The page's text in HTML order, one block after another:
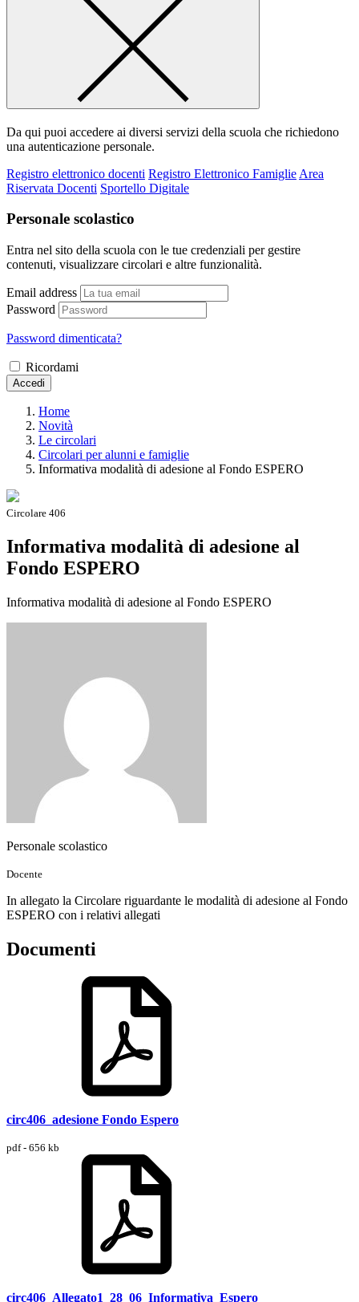
Da qui puoi accedere ai diversi servizi della scuola che richiedono
una autenticazione personale.
Registro elettronico docenti Registro Elettronico Famiglie Area
Riservata Docenti Sportello Digitale
Personale scolastico
Entra nel sito della scuola con le tue credenziali per gestire
contenuti, visualizzare circolari e altre funzionalità.
Email address
Password
Password dimenticata?
Ricordami
Accedi
Home
Novità
Le circolari
Circolari per alunni e famiglie
Informativa modalità di adesione al Fondo ESPERO
Circolare 406
Informativa modalità di adesione al
Fondo ESPERO
Informativa modalità di adesione al Fondo ESPERO
Personale scolastico
Docente
In allegato la Circolare riguardante le modalità di adesione al Fondo
ESPERO con i relativi allegati
Documenti
circ406_adesione Fondo Espero
pdf - 656 kb
circ406_Allegato1_28_06_Informativa_Espero